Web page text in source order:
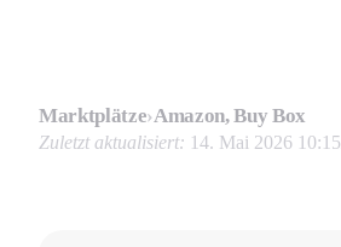
Marktplätze›Amazon, Buy Box
Zuletzt aktualisiert: 14. Mai 2026 10:15